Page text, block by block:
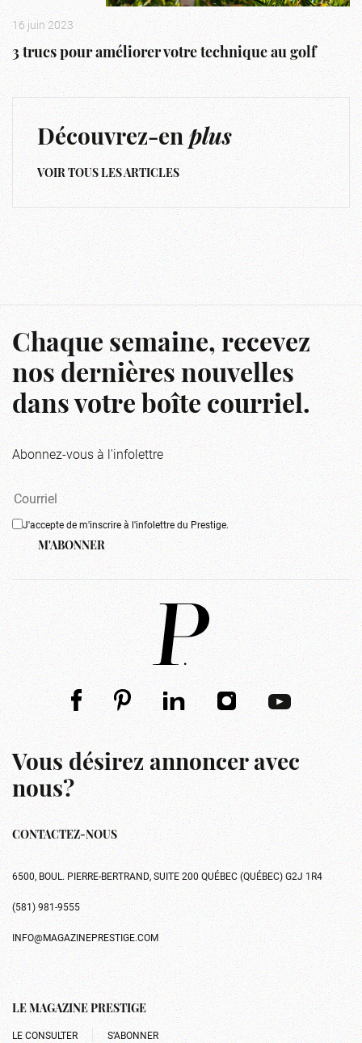
16 juin 2023
3 trucs pour améliorer votre technique au golf
Découvrez-enplus
VOIR TOUS LES ARTICLES
Chaque semaine, recevez
nos dernières nouvelles
dans votre boîte courriel.
Abonnez-vous à l'infolettre
J'accepte de m'inscrire à l'infolettre du Prestige.
M'ABONNER
Vous désirez annoncer avec
nous?
CONTACTEZ-NOUS
6500, BOUL. PIERRE-BERTRAND, SUITE 200 QUÉBEC (QUÉBEC) G2J 1R4
(581) 981-9555
INFO@MAGAZINEPRESTIGE.COM
LE MAGAZINE PRESTIGE
LE CONSULTER S’ABONNER